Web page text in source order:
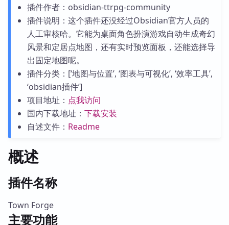
插件作者：obsidian-ttrpg-community
插件说明：这个插件还没经过Obsidian官方人员的
人工审核哈。它能为桌面角色扮演游戏自动生成奇幻
风景和定居点地图，还有实时预览面板，还能选择导
出固定地图呢。
插件分类：[‘地图与位置’, ‘图表与可视化’, ‘效率工具’,
‘obsidian插件’]
项目地址： 点我访问
国内下载地址： 下载安装
自述文件： Readme
概述
插件名称
Town Forge
主要功能